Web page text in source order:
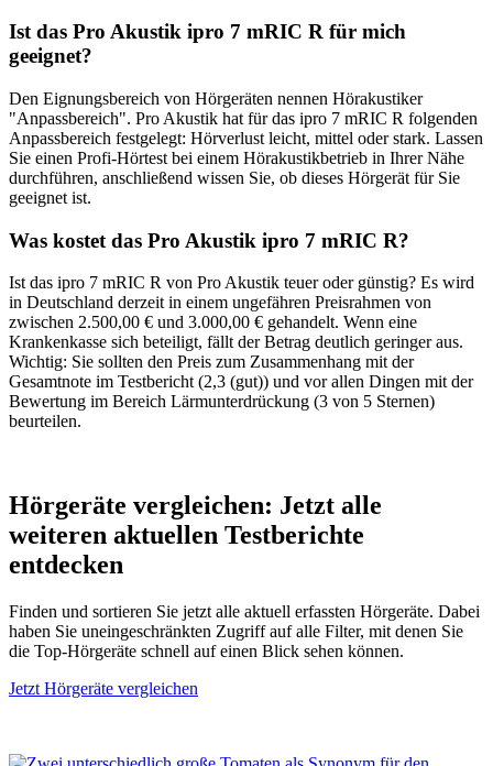
Ist das Pro Akustik ipro 7 mRIC R für mich
geeignet?
Den Eignungsbereich von Hörgeräten nennen Hörakustiker
"Anpassbereich". Pro Akustik hat für das ipro 7 mRIC R folgenden
Anpassbereich festgelegt: Hörverlust leicht, mittel oder stark. Lassen
Sie einen Profi-Hörtest bei einem Hörakustikbetrieb in Ihrer Nähe
durchführen, anschließend wissen Sie, ob dieses Hörgerät für Sie
geeignet ist.
Was kostet das Pro Akustik ipro 7 mRIC R?
Ist das ipro 7 mRIC R von Pro Akustik teuer oder günstig? Es wird
in Deutschland derzeit in einem ungefähren Preisrahmen von
zwischen 2.500,00 € und 3.000,00 € gehandelt. Wenn eine
Krankenkasse sich beteiligt, fällt der Betrag deutlich geringer aus.
Wichtig: Sie sollten den Preis zum Zusammenhang mit der
Gesamtnote im Testbericht (2,3 (gut)) und vor allen Dingen mit der
Bewertung im Bereich Lärmunterdrückung (3 von 5 Sternen)
beurteilen.
Hörgeräte vergleichen: Jetzt alle
weiteren aktuellen Testberichte
entdecken
Finden und sortieren Sie jetzt alle aktuell erfassten Hörgeräte. Dabei
haben Sie uneingeschränkten Zugriff auf alle Filter, mit denen Sie
die Top-Hörgeräte schnell auf einen Blick sehen können.
Jetzt Hörgeräte vergleichen